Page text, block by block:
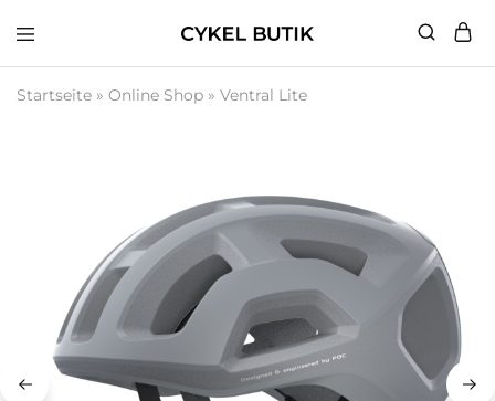
Butik
Startseite » Online Shop » Ventral Lite